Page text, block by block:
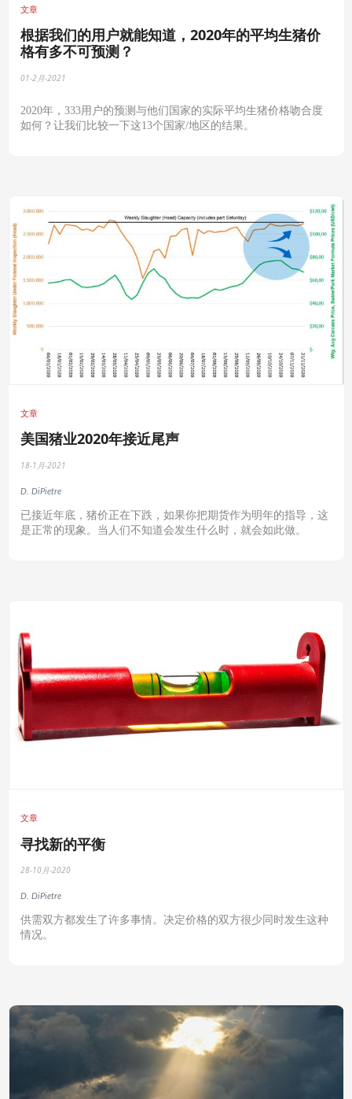
文章
根据我们的用户就能知道，2020年的平均生猪价
格有多不可预测？
01-2月-2021
2020年，333用户的预测与他们国家的实际平均生猪价格吻合度
如何？让我们比较一下这13个国家/地区的结果。
文章
美国猪业2020年接近尾声
18-1月-2021
D. DiPietre
已接近年底，猪价正在下跌，如果你把期货作为明年的指导，这
是正常的现象。当人们不知道会发生什么时，就会如此做。
文章
寻找新的平衡
28-10月-2020
D. DiPietre
供需双方都发生了许多事情。决定价格的双方很少同时发生这种
情况。